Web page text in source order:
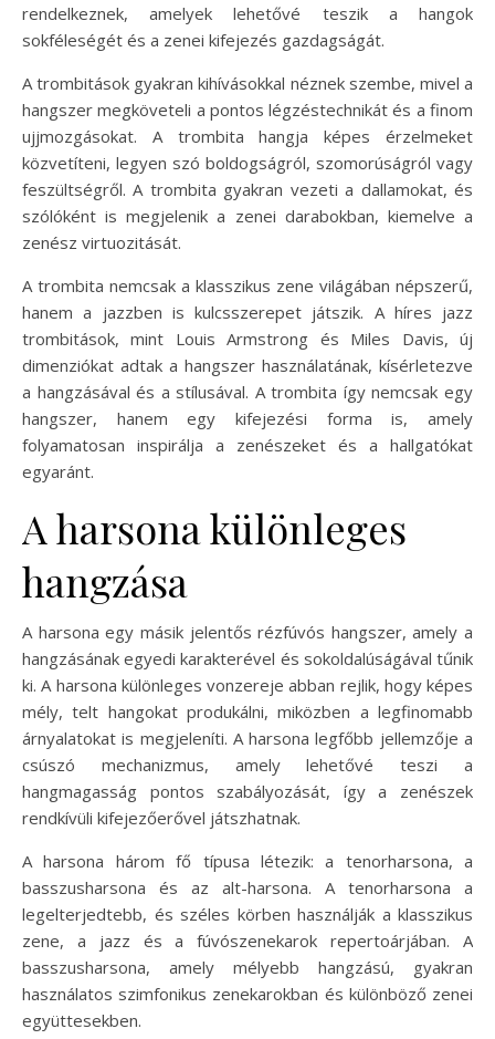
rendelkeznek, amelyek lehetővé teszik a hangok
sokféleségét és a zenei kifejezés gazdagságát.
A trombitások gyakran kihívásokkal néznek szembe, mivel a
hangszer megköveteli a pontos légzéstechnikát és a finom
ujjmozgásokat. A trombita hangja képes érzelmeket
közvetíteni, legyen szó boldogságról, szomorúságról vagy
feszültségről. A trombita gyakran vezeti a dallamokat, és
szólóként is megjelenik a zenei darabokban, kiemelve a
zenész virtuozitását.
A trombita nemcsak a klasszikus zene világában népszerű,
hanem a jazzben is kulcsszerepet játszik. A híres jazz
trombitások, mint Louis Armstrong és Miles Davis, új
dimenziókat adtak a hangszer használatának, kísérletezve
a hangzásával és a stílusával. A trombita így nemcsak egy
hangszer, hanem egy kifejezési forma is, amely
folyamatosan inspirálja a zenészeket és a hallgatókat
egyaránt.
A harsona különleges
hangzása
A harsona egy másik jelentős rézfúvós hangszer, amely a
hangzásának egyedi karakterével és sokoldalúságával tűnik
ki. A harsona különleges vonzereje abban rejlik, hogy képes
mély, telt hangokat produkálni, miközben a legfinomabb
árnyalatokat is megjeleníti. A harsona legfőbb jellemzője a
csúszó mechanizmus, amely lehetővé teszi a
hangmagasság pontos szabályozását, így a zenészek
rendkívüli kifejezőerővel játszhatnak.
A harsona három fő típusa létezik: a tenorharsona, a
basszusharsona és az alt-harsona. A tenorharsona a
legelterjedtebb, és széles körben használják a klasszikus
zene, a jazz és a fúvószenekarok repertoárjában. A
basszusharsona, amely mélyebb hangzású, gyakran
használatos szimfonikus zenekarokban és különböző zenei
együttesekben.